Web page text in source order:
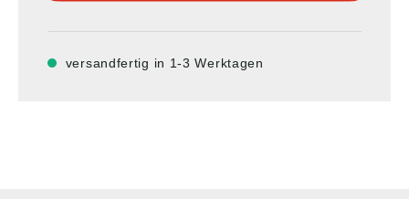
versandfertig in 1-3 Werktagen